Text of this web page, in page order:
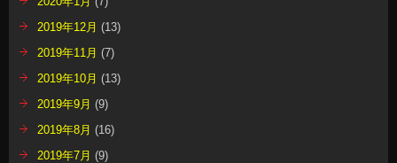
2019年12月 (13)
2019年11月 (7)
2019年10月 (13)
2019年9月 (9)
2019年8月 (16)
2019年7月 (9)